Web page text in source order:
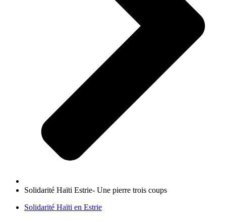
Solidarité Haïti Estrie- Une pierre trois coups
Solidarité Haïti en Estrie